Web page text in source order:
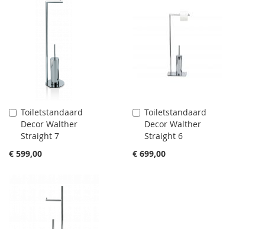
Toiletstandaard
Decor Walther
Straight 7
€ 599,00
Aan
winkelwagen
toevoegen
Toiletstandaard
Decor Walther
Straight 6
€ 699,00
Aan
winkelwagen
toevoegen